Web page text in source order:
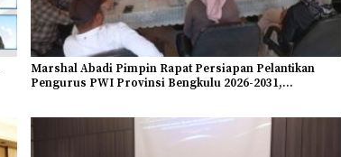
Marshal Abadi Pimpin Rapat Persiapan Pelantikan
Pengurus PWI Provinsi Bengkulu 2026-2031,